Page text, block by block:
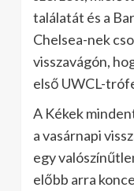
találatát és a
Chelsea-nek
visszavágón,
első UWCL-
A Kékek
a vasárnapi
egy
előbb arra